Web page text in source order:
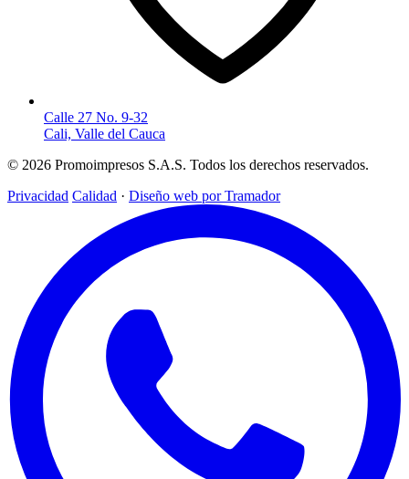
Calle 27 No. 9-32
Cali, Valle del Cauca
© 2026 Promoimpresos S.A.S. Todos los derechos reservados.
Privacidad Calidad · Diseño web por Tramador